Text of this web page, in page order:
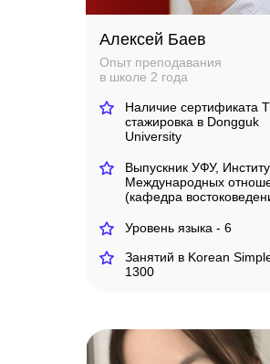
Алексей Баев
Опыт преподавания
в школе 2 года
Выпускник УФУ,
Международных
(кафедра
Уровень языка - 6
Занятий в Korean
1300
Наличие сертификата
стажировка в Dongguk
University